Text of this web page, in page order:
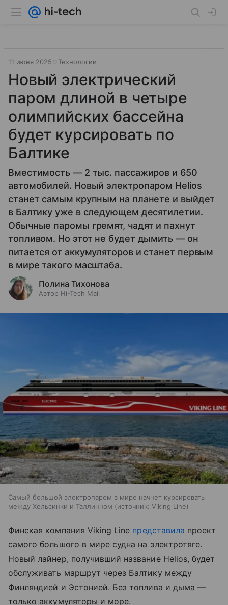
11 июня 2025 Технологии
Новый электрический
паром длиной в четыре
олимпийских бассейна
будет курсировать по
Балтике
Вместимость — 2 тыс. пассажиров и 650
автомобилей. Новый электропаром Helios
станет самым крупным на планете и выйдет
в Балтику уже в следующем десятилетии.
Обычные паромы гремят, чадят и пахнут
топливом. Но этот не будет дымить — он
питается от аккумуляторов и станет первым
в мире такого масштаба.
Полина Тихонова
Автор Hi-Tech Mail
Самый большой электропаром в мире начнет курсировать
между Хельсинки и Таллинном
источник: Viking Line
Финская компания Viking Line представила проект
самого большого в мире судна на электротяге.
Новый лайнер, получивший название Helios, будет
обслуживать маршрут через Балтику между
Финляндией и Эстонией. Без топлива и дыма —
только аккумуляторы и море.